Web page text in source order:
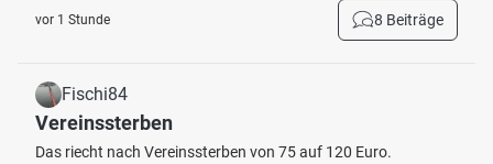
vor 1 Stunde 8 Beiträge
Fischi84
Vereinssterben
Das riecht nach Vereinssterben von 75 auf 120 Euro.